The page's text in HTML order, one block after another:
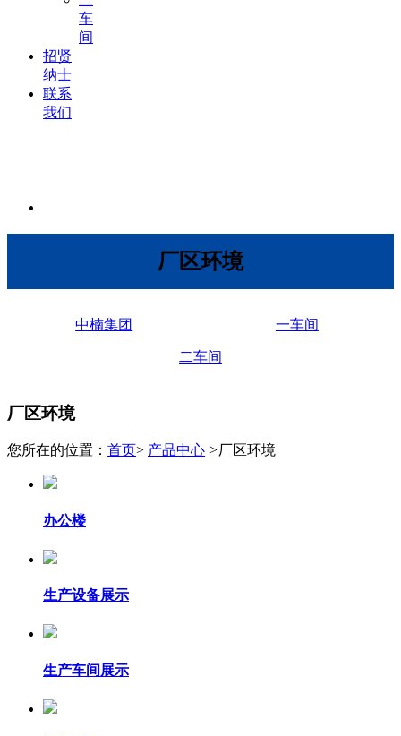
车
间
招贤
纳士
联系
我们
厂区环境
中楠集团 一车间
二车间
厂区环境
您所在的位置： 首页> 产品中心 >厂区环境
办公楼
生产设备展示
生产车间展示